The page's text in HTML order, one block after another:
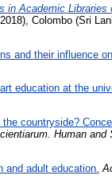
Academic Libraries
Colombo (Sri
and their influence
education at the
countryside?
Human and
and adult education.